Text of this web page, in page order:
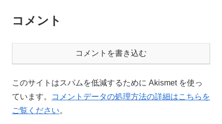
コメント
コメントを書き込む
このサイトはスパムを低減するために Akismet を使っ
ています。
コメントデータの処理方法の詳細はこちらを
ご覧ください。